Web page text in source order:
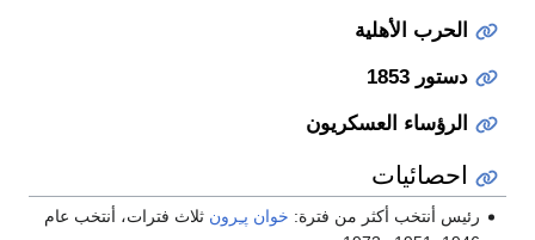
الحرب الأهلية
دستور 1853
الرؤساء العسكريون
احصائيات
رئيس أنتخب أكثر من فترة: خوان پـِرون ثلاث فترات، أنتخب عام